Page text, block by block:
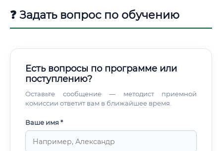
❓ Задать вопрос по обучению
Есть вопросы по программе или
поступлению?
Оставьте сообщение — методист приемной
комиссии ответит вам в ближайшее время.
Ваше имя *